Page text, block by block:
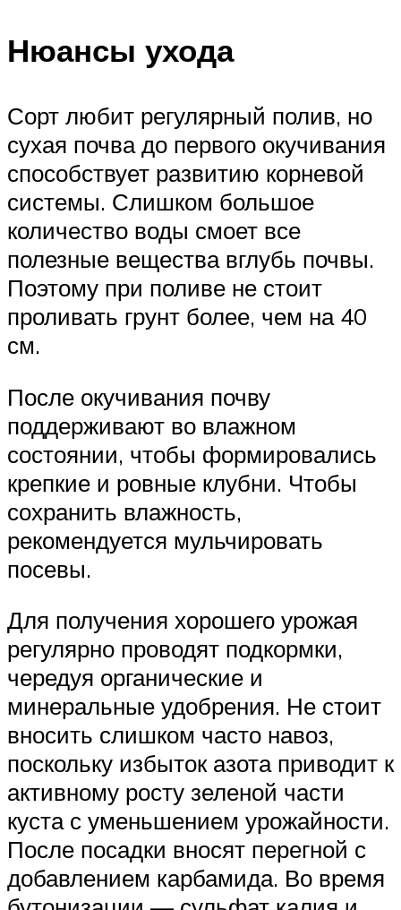
Нюансы ухода
Сорт любит регулярный полив, но
сухая почва до первого окучивания
способствует развитию корневой
системы. Слишком большое
количество воды смоет все
полезные вещества вглубь почвы.
Поэтому при поливе не стоит
проливать грунт более, чем на 40
см.
После окучивания почву
поддерживают во влажном
состоянии, чтобы формировались
крепкие и ровные клубни. Чтобы
сохранить влажность,
рекомендуется мульчировать
посевы.
Для получения хорошего урожая
регулярно проводят подкормки,
чередуя органические и
минеральные удобрения. Не стоит
вносить слишком часто навоз,
поскольку избыток азота приводит к
активному росту зеленой части
куста с уменьшением урожайности.
После посадки вносят перегной с
добавлением карбамида. Во время